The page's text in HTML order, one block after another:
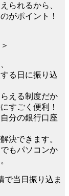
られるから、
がポイント！
る日に振り込
える制度だか
すごく便利！
分の銀行口座
決できます。
もパソコンか
当日振り込ま